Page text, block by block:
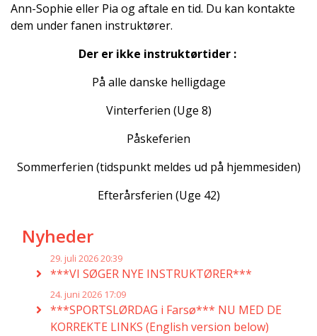
Ann-Sophie eller Pia og aftale en tid. Du kan kontakte
dem under fanen instruktører.
Der er ikke instruktørtider :
På alle danske helligdage
Vinterferien (Uge 8)
Påskeferien
Sommerferien (tidspunkt meldes ud på hjemmesiden)
Efterårsferien (Uge 42)
Nyheder
29. juli 2026 20:39
***VI SØGER NYE INSTRUKTØRER***
24. juni 2026 17:09
***SPORTSLØRDAG i Farsø*** NU MED DE
KORREKTE LINKS (English version below)